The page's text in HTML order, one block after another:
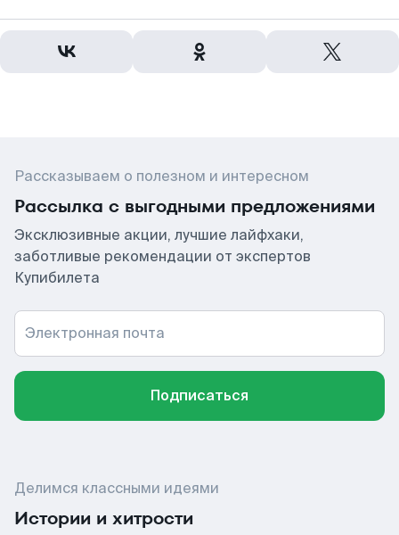
Рассказываем о полезном и интересном
Рассылка с выгодными предложениями
Эксклюзивные акции, лучшие лайфхаки,
заботливые рекомендации от экспертов
Купибилета
Электронная почта
Подписаться
Делимся классными идеями
Истории и хитрости